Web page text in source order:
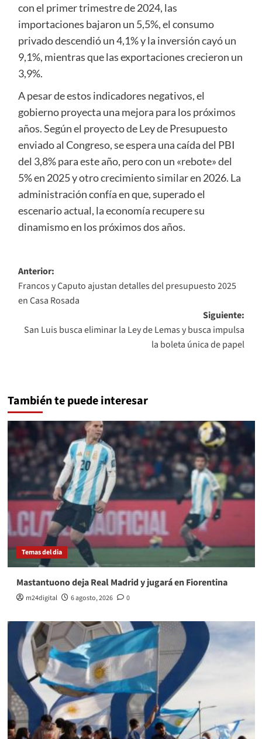
con el primer trimestre de 2024, las
importaciones bajaron un 5,5%, el consumo
privado descendió un 4,1% y la inversión cayó un
9,1%, mientras que las exportaciones crecieron un
3,9%.
A pesar de estos indicadores negativos, el
gobierno proyecta una mejora para los próximos
años. Según el proyecto de Ley de Presupuesto
enviado al Congreso, se espera una caída del PBI
del 3,8% para este año, pero con un «rebote» del
5% en 2025 y otro crecimiento similar en 2026. La
administración confía en que, superado el
escenario actual, la economía recupere su
dinamismo en los próximos dos años.
Navegación
de
entradas
Anterior:
Francos y Caputo ajustan detalles del presupuesto 2025
en Casa Rosada
Siguiente:
San Luis busca eliminar la Ley de Lemas y busca impulsa
la boleta única de papel
También te puede interesar
Temas del dia
Mastantuono deja Real Madrid y jugará en Fiorentina
m24digital 6 agosto, 2026 0